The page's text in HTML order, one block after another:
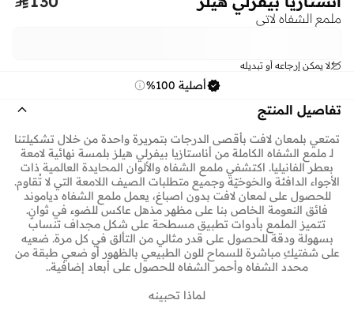
ملمع الشفاه لاتي
لا يمكن إرجاعه أو تبديله
أصلية 100%
تفاصيل المنتج
تمتعي بلمعان لافت بأقصى الدرجات بتمريرة واحدة من خلال تشكيلتنا
لـ ملمع الشفاه الكاملة من أناستازيا بيفرلي هيلز بلمسة نهائية لامعة
بعطر الفانيليا. اكتشفي ملمع الشفاه والألوان المحايدة العالمية ذات
الأجواء الدافئة والخوخيّة وجميع متطلبات الصيف اللامعة التي لا تُقاوم.
للحصول على لمعان لافت بدون اصباغ، يعمل ملمع الشفاه دياموند
فائق النعومة الخاص بنا على مظهر مذهل عاكس للضوء في ثوانٍ.
تتميز الملمع بأدوات تطبيق مسطحة على شكل مجداف تنساب
بسهولة ودقة للحصول على قدر مثالي من التألق في كل مرة. ضعيه
على شفتيكِ مباشرة للسماح للون الطبيعي بالظهور أو ضعي طبقة من
محدد الشفاه وأحمر الشفاه للحصول على أبعاد إضافية..
لماذا تحبينه